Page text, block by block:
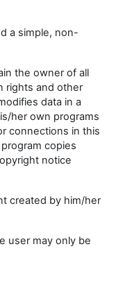
a simple, non-
the owner of all
rights and other
data in a
her own programs
connections in this
copies
notice
created by him/her
user may only be